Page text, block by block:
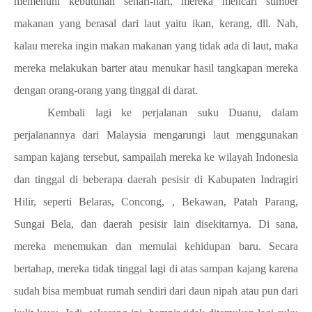
makanan yang berasal dari laut yaitu ikan, kerang, dll. Nah,
kalau mereka ingin makan makanan yang tidak ada di laut, maka
mereka melakukan barter atau menukar hasil tangkapan mereka
dengan orang-orang yang tinggal di darat.
Kembali lagi ke perjalanan suku Duanu, dalam
perjalanannya dari Malaysia mengarungi laut menggunakan
sampan kajang tersebut, sampailah mereka ke wilayah Indonesia
dan tinggal di beberapa daerah pesisir di Kabupaten Indragiri
Hilir, seperti Belaras, Concong, , Bekawan, Patah Parang,
Sungai Bela, dan daerah pesisir lain disekitarnya. Di sana,
mereka menemukan dan memulai kehidupan baru. Secara
bertahap, mereka tidak tinggal lagi di atas sampan kajang karena
sudah bisa membuat rumah sendiri dari daun nipah atau pun dari